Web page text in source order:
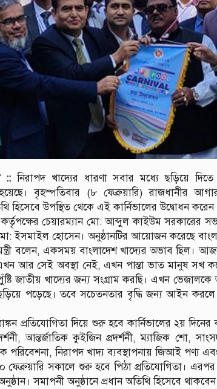
:: নিরাপদ খাদ্যের ধারণা সবার মধ্যে ছড়িয়ে
বৃহস্পতিবার (৮ ফেব্রুয়ারি) রাজধানীর
হিসেবে উপস্থিত থেকে এই কার্নিভালের উদ্বোধন করেন
কর্তৃপক্ষের চেয়ারম্যান মো: আব্দুল কাইউম সরকারের
মো: ইসমাইল হোসেন। অনুষ্ঠানটির আয়োজন করেছে
মন্ত্রী বলেন, একসময় বাংলাদেশ খাদ্যের অভাব ছিল।
আর সেই অবস্থা নেই, এখন পান্তা ভাত মানুষ সখ
জাতীয় খাদ্যের জন্য সংগ্রাম করছি। এখন
পড়েছে। তবে সচেতনতার বৃদ্ধি জন্য আইন
প্রতিযোগিতা দিয়ে শুরু হবে কার্নিভালের ২য়
আন্তর্জাতিক কুইজিন প্রদর্শনী, ম্যাজিক শো,
পরিবেশনা, নিরাপদ খাদ্য ব্যবস্থাপনায় জিআই পণ্য
ফেব্রুয়ারি সকালে শুরু হবে পিঠা প্রতিযোগিতা।
সমাপনী অনুষ্ঠানে প্রধান অতিথি হিসেবে